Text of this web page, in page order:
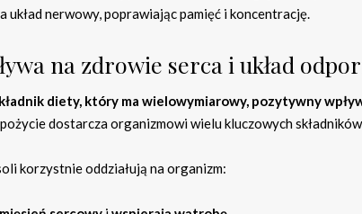
układ nerwowy, poprawiając pamięć i koncentrację.
na zdrowie serca i układ
diety, który ma wielowymiarowy, pozytywny
dostarcza organizmowi wielu kluczowych
korzystnie oddziałują na organizm: